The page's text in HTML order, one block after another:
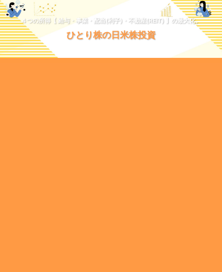
４つの所得【 給与・事業・配当(利子)・不動産(REIT) 】の最大化。
ひとり株の日米株投資